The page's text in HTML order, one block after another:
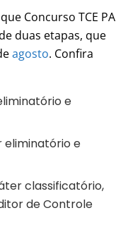
Concurso TCE PA
duas etapas, que
agosto. Confira
e
eliminatório e
classificatório,
de Controle